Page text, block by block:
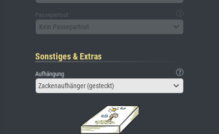
Passepartout
Kein Passepartout
Sonstiges & Extras
Aufhängung
Zackenaufhänger (gesteckt)